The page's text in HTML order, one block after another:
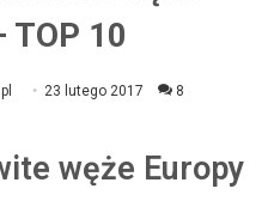
TOP 10
23 lutego 2017 8
węże Europy